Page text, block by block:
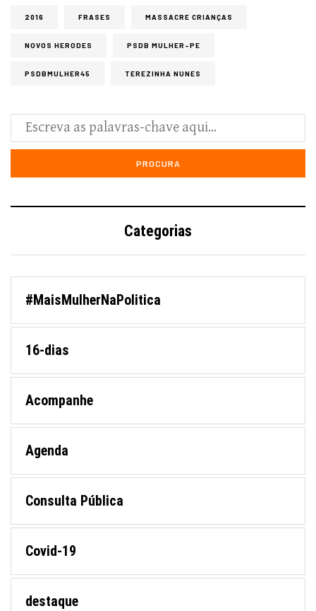
2016 FRASES MASSACRE CRIANÇAS
NOVOS HERODES PSDB MULHER-PE
PSDBMULHER45 TEREZINHA NUNES
Categorias
#MaisMulherNaPolitica
16-dias
Acompanhe
Agenda
Consulta Pública
Covid-19
destaque